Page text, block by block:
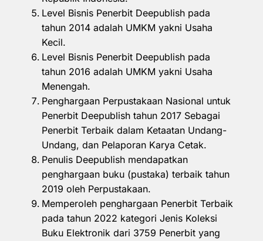
Level Bisnis Penerbit Deepublish pada
tahun 2014 adalah UMKM yakni Usaha
Kecil.
Level Bisnis Penerbit Deepublish pada
tahun 2016 adalah UMKM yakni Usaha
Menengah.
Penghargaan Perpustakaan Nasional untuk
Penerbit Deepublish tahun 2017 Sebagai
Penerbit Terbaik dalam Ketaatan Undang-
Undang, dan Pelaporan Karya Cetak.
Penulis Deepublish mendapatkan
penghargaan buku (pustaka) terbaik tahun
2019 oleh Perpustakaan.
Memperoleh penghargaan Penerbit Terbaik
pada tahun 2022 kategori Jenis Koleksi
Buku Elektronik dari 3759 Penerbit yang